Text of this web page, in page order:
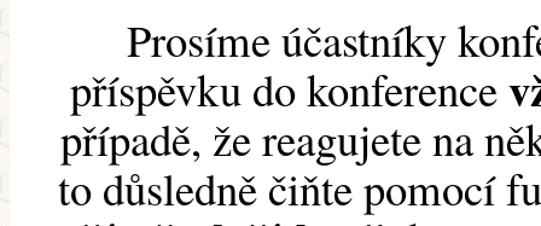
Prosíme účastníky
příspěvku do konference
případě, že reagujete na
to důsledně čiňte pomocí